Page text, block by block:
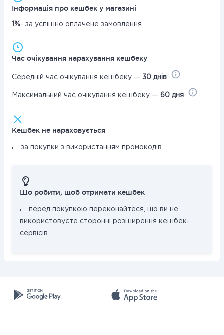
Інформація про кешбек у магазині
1%- за успішно оплачене замовлення
Час очікування нарахування кешбеку
Середній час очікування кешбеку — 30 днів
Максимальний час очікування кешбеку — 60 дня
Кешбек не нараховується
за покупки з використанням промокодів
Що робити, щоб отримати кешбек
перед покупкою переконайтеся, що ви не
використовуєте сторонні розширення кешбек-
сервісів.